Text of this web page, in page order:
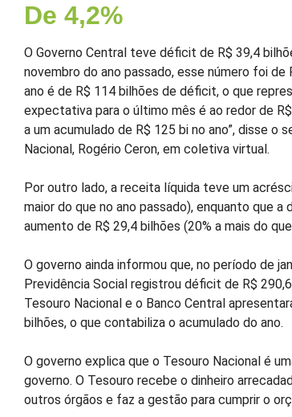
De 4,2%
O Governo Central teve déficit de R$ 39,4
novembro do ano passado, esse número foi de
ano é de R$ 114 bilhões de déficit, o que
expectativa para o último mês é ao redor de
a um acumulado de R$ 125 bi no ano”, disse o
Nacional, Rogério Ceron, em coletiva virtual.
Por outro lado, a receita líquida teve um
maior do que no ano passado), enquanto que
aumento de R$ 29,4 bilhões (20% a mais do
O governo ainda informou que, no período de
Previdência Social registrou déficit de R$
Tesouro Nacional e o Banco Central
bilhões, o que contabiliza o acumulado do ano.
O governo explica que o Tesouro Nacional é
governo. O Tesouro recebe o dinheiro
outros órgãos e faz a gestão para cumprir o